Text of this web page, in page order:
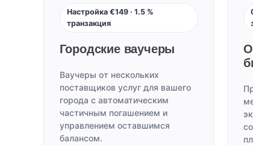
Настройка €149 · 1.5 %
транзакция
Городские ваучеры
Ваучеры от нескольких
поставщиков услуг для вашего
города с автоматическим
частичным погашением и
управлением оставшимся
балансом.